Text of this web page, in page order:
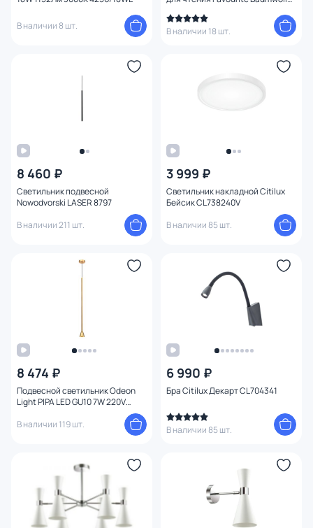
В наличии 8 шт.
В наличии 18 шт.
8 460 ₽
Светильник подвесной
Nowodvorski LASER 8797
В наличии 211 шт.
3 999 ₽
Светильник накладной Citilux
Бейсик CL738240V
В наличии 85 шт.
8 474 ₽
Подвесной светильник Odeon
Light PIPA LED GU10 7W 220V
В наличии 119 шт.
6 990 ₽
Бра Citilux Декарт CL704341
В наличии 85 шт.